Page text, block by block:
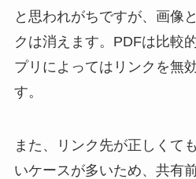
と思われがちですが、画像
クは消えます。PDFは比較
プリによってはリンクを無
す。
また、リンク先が正しくて
いケースが多いため、共有